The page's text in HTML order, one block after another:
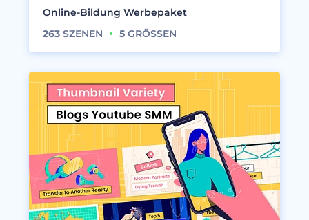
Online-Bildung Werbepaket
263 SZENEN 5 GRÖSSEN